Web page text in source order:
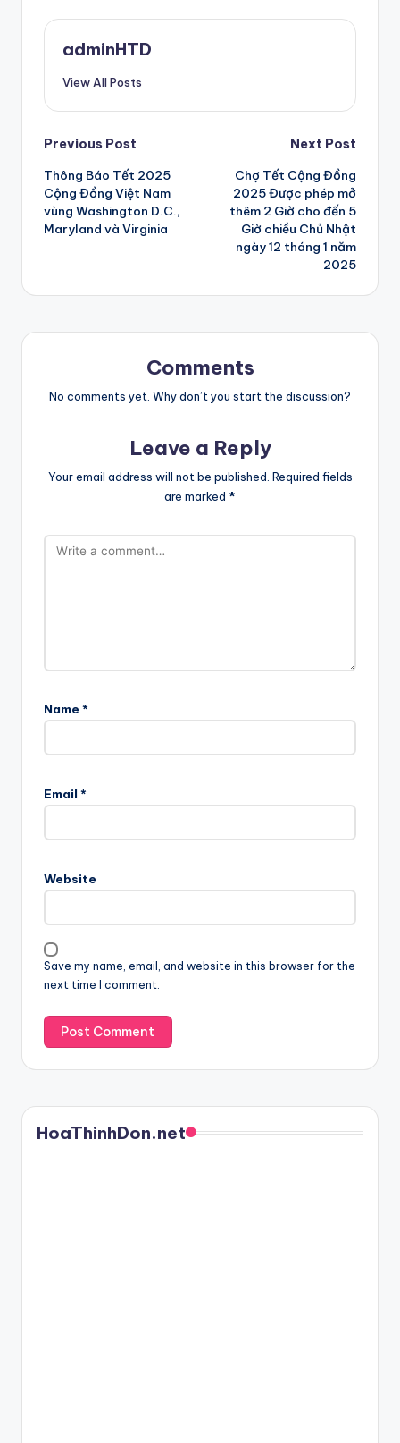
adminHTD
View All Posts
Post
navigation
Previous Post
Thông Báo Tết 2025
Cộng Đồng Việt Nam
vùng Washington D.C.,
Maryland và Virginia
Next Post
Chợ Tết Cộng Đồng
2025 Được phép mở
thêm 2 Giờ cho đến 5
Giờ chiều Chủ Nhật
ngày 12 tháng 1 năm
2025
Comments
No comments yet. Why don’t you start the discussion?
Leave a Reply
Your email address will not be published. Required fields
are marked *
Name *
Email *
Website
Save my name, email, and website in this browser for the
next time I comment.
HoaThinhDon.net